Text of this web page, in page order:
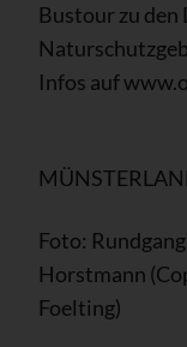
Bustour zu
Infos auf
Foto:
Horstmann
Foelting)